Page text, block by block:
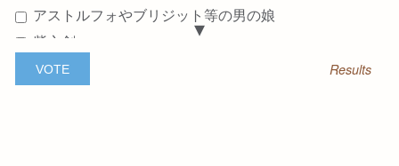
アストルフォやブリジット等の男の娘
紫之創
Ryoma and Kaden from Fire Emblem Fates
Results